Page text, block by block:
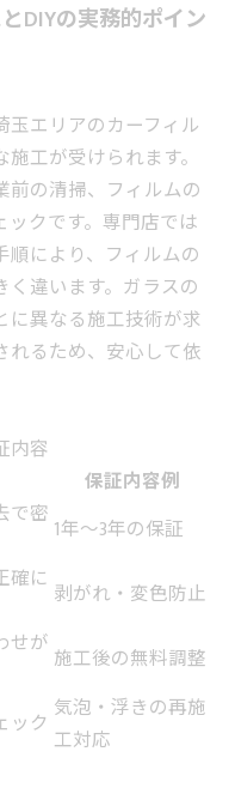
DIYの実務的ポイン
エリアのカーフィル
工が受けられます。
前の清掃、フィルムの
クです。専門店では
により、フィルムの
違います。ガラスの
に異なる施工技術が求
れるため、安心して依
内容
保証内容例
で密 1年～3年の保証
確に 剥がれ・変色防止
せが 施工後の無料調整
ック 気泡・浮きの再施
工対応